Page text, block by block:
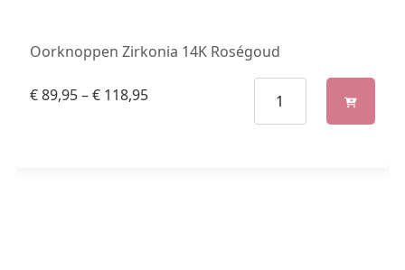
Oorknoppen Zirkonia 14K Roségoud
€89,95–€ 118,95